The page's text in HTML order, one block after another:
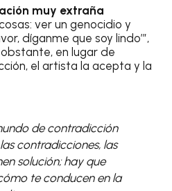
muy extraña
ver un genocidio y
díganme que soy lindo’”,
en lugar de
el artista la acepta y la
de contradicción
contradicciones, las
solución; hay que
te conducen en la